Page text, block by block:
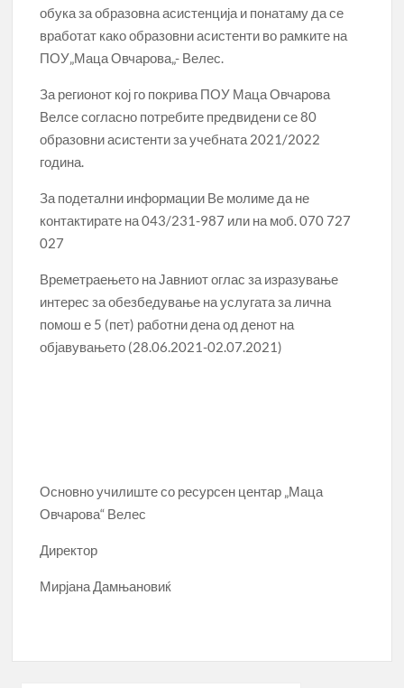
обука за образовна асистенција и понатаму да се
вработат како образовни асистенти во рамките на
ПОУ„Маца Овчарова„- Велес.
За регионот кој го покрива ПОУ Маца Овчарова
Велсе согласно потребите предвидени се 80
образовни асистенти за учебната 2021/2022
година.
За подетални информации Ве молиме да не
контактирате на 043/231-987 или на моб. 070 727
027
Времетраењето на Јавниот оглас за изразување
интерес за обезбедување на услугата за лична
помош е 5 (пет) работни дена од денот на
објавувањето (28.06.2021-02.07.2021)
Основно училиште со ресурсен центар „Маца
Овчарова“ Велес
Директор
Мирјана Дамњановиќ